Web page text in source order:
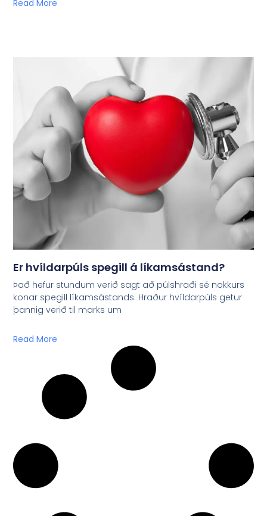
Read More
Er hvíldarpúls spegill á líkamsástand?
Það hefur stundum verið sagt að púlshraði sé nokkurs
konar spegill líkamsástands. Hraður hvíldarpúls getur
þannig verið til marks um
Read More